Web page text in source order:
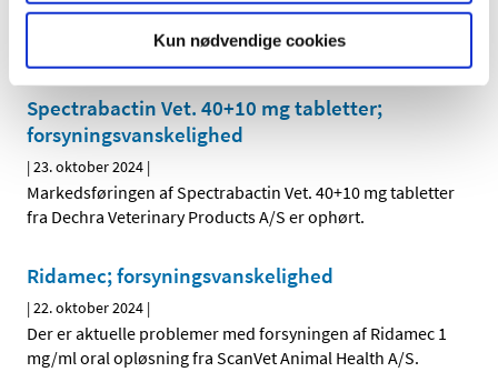
Kun nødvendige cookies
200 mg/ml injektionsvæske, opløsning fra Elanco
Spectrabactin Vet. 40+10 mg tabletter;
forsyningsvanskelighed
|23. oktober 2024 |
Markedsføringen af Spectrabactin Vet. 40+10 mg tabletter
fra Dechra Veterinary Products A/S er ophørt.
Ridamec; forsyningsvanskelighed
|22. oktober 2024 |
Der er aktuelle problemer med forsyningen af Ridamec 1
mg/ml oral opløsning fra ScanVet Animal Health A/S.